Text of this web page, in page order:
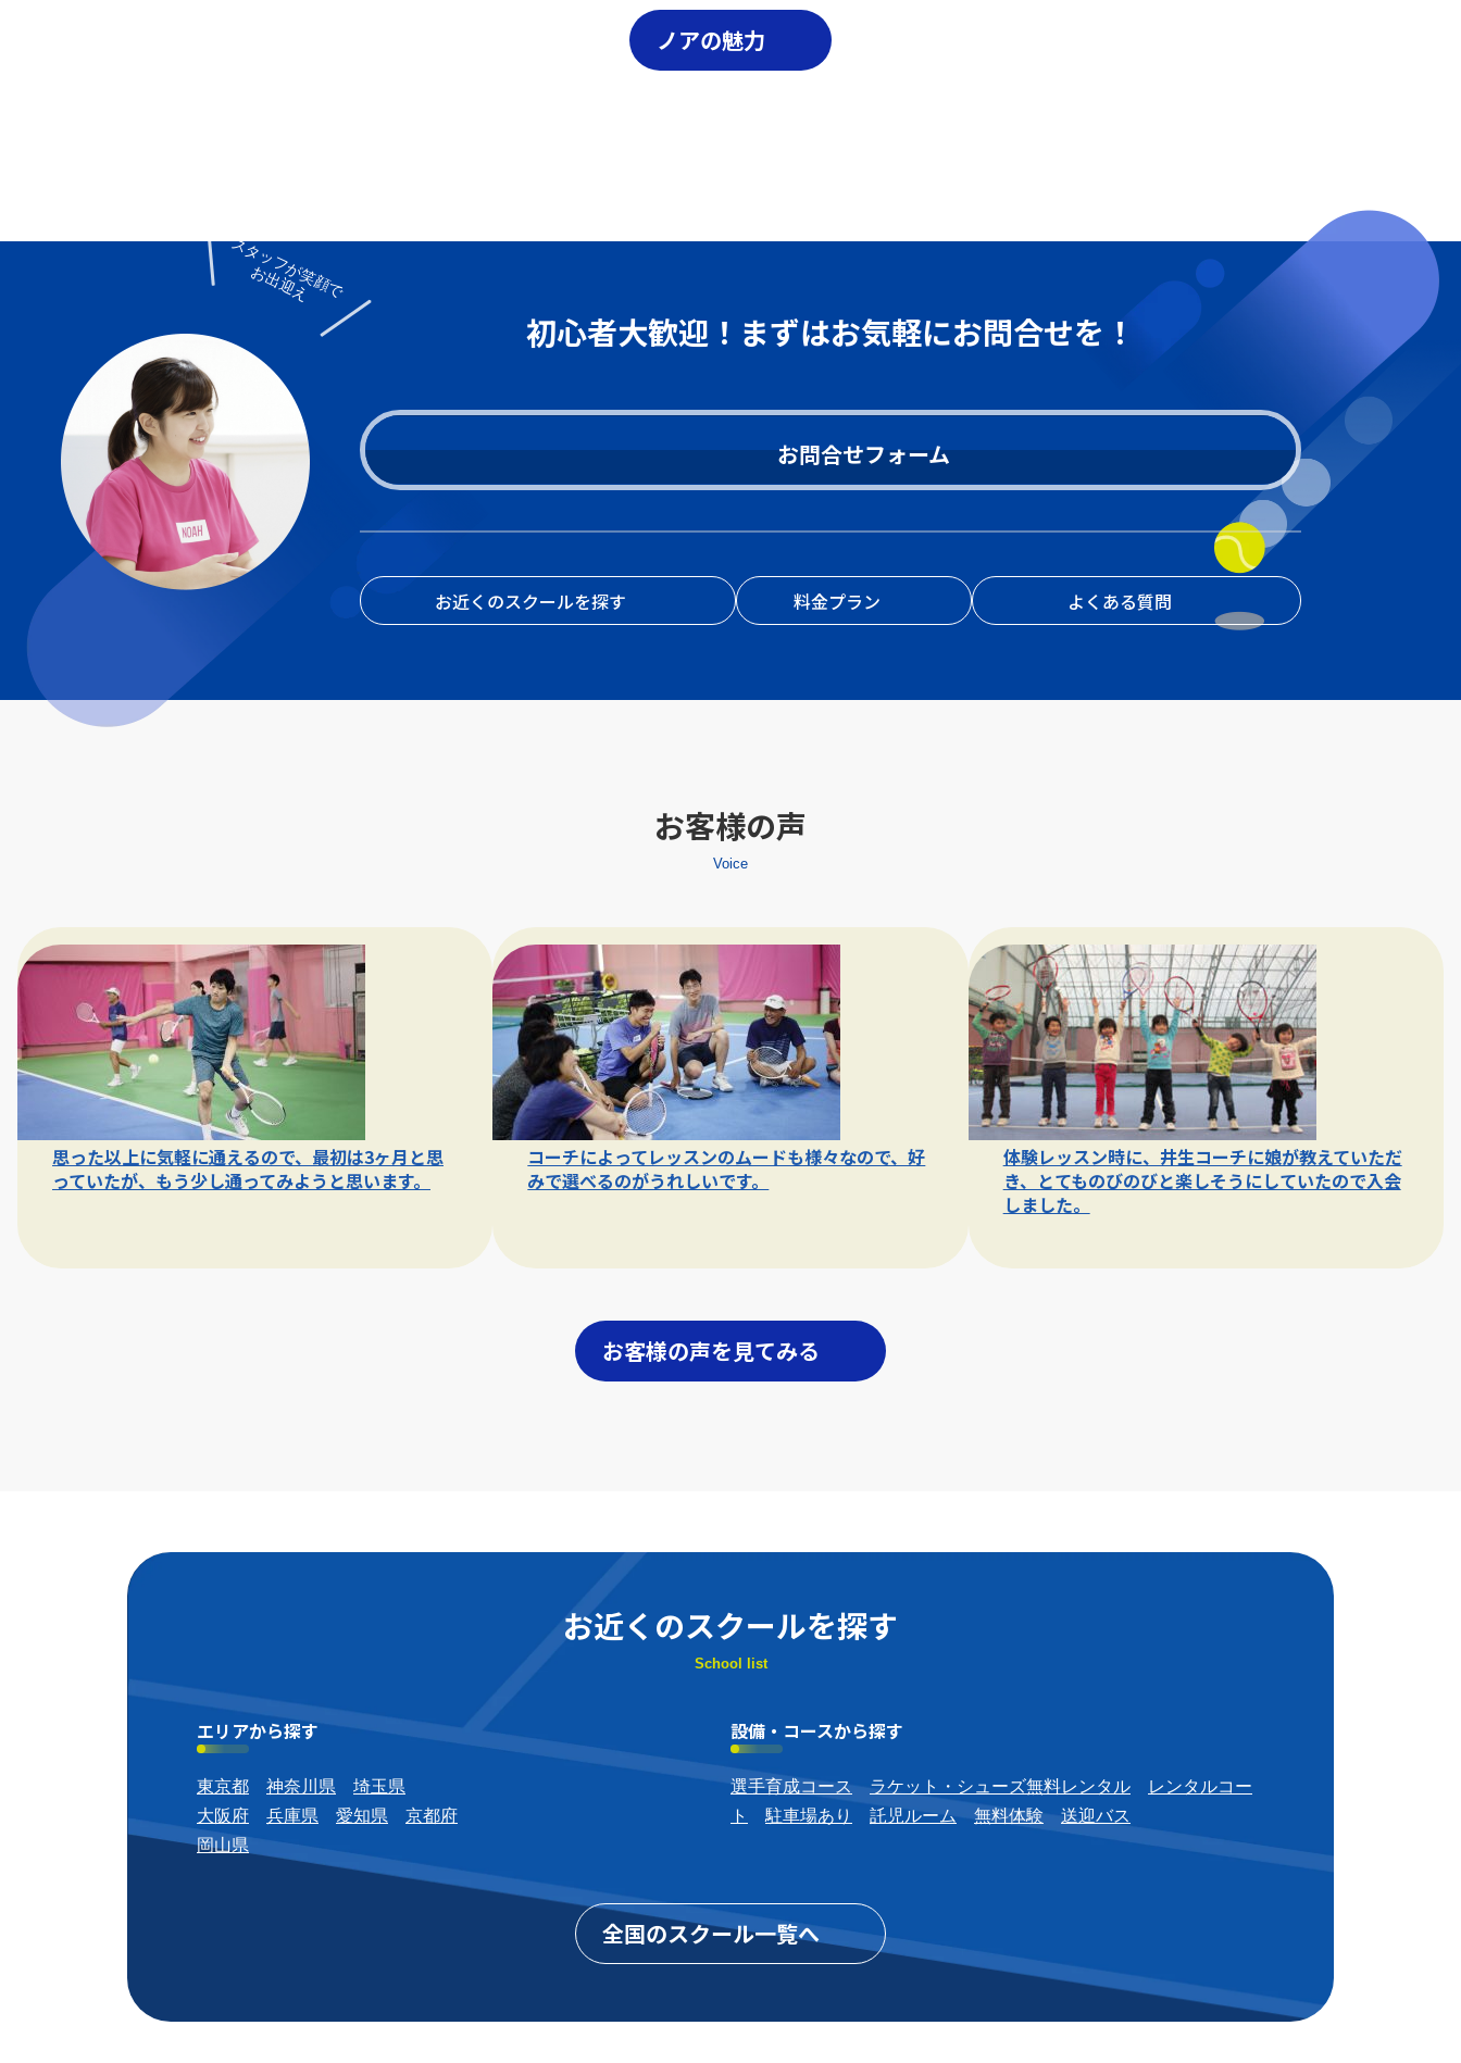
ノアの魅力
スタッフが笑顔で
お出迎え
初心者大歓迎！まずはお気軽にお問合せを！
お問合せフォーム
お近くのスクールを探す 料金プラン よくある質問
お客様の声
Voice
思った以上に気軽に通えるので、最初は3ヶ月と思
っていたが、もう少し通ってみようと思います。
コーチによってレッスンのムードも様々なので、好
みで選べるのがうれしいです。
体験レッスン時に、井生コーチに娘が教えていただ
き、とてものびのびと楽しそうにしていたので入会
しました。
お客様の声を見てみる
お近くのスクールを探す
School list
エリアから探す
東京都 神奈川県
埼玉県
大阪府
兵庫県 愛知県
京都府
岡山県
設備・コースから探す
選手育成コース ラケット・シューズ無料レンタル
レンタルコー
ト
駐車場あり 託児ルーム 無料体験 送迎バス
全国のスクール一覧へ